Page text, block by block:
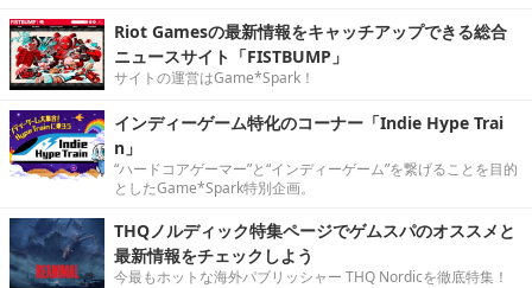
Riot Gamesの最新情報をキャッチアップできる総合
ニュースサイト「FISTBUMP」
サイトの運営はGame*Spark！
インディーゲーム特化のコーナー「Indie Hype Trai
n」
“ハードコアゲーマー”と“インディーゲーム”を繋げることを目的
としたGame*Spark特別企画。
THQノルディック特集ページでゲムスパのオススメと
最新情報をチェックしよう
今最もホットな海外パブリッシャー THQ Nordicを徹底特集！